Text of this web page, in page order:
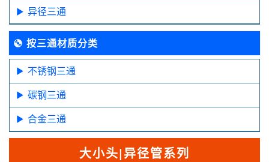
异径三通
按三通材质分类
不锈钢三通
碳钢三通
合金三通
大小头|异径管系列